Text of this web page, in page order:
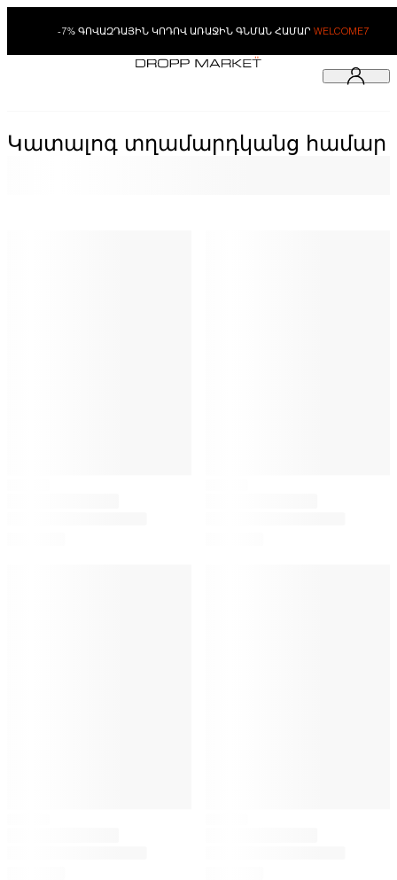
-7% ԳՈՎԱԶԴԱՅԻՆ ԿՈԴՈՎ ԱՌԱՋԻՆ ԳՆՄԱՆ ՀԱՄԱՐ WELCOME7
Կատալոգ տղամարդկանց համար